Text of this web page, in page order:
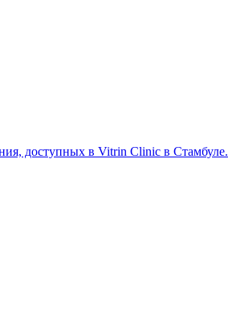
доступных в Vitrin Clinic в Стамбуле.